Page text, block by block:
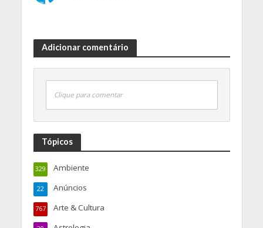
Adicionar comentário
Clique para comentar
Tópicos
Ambiente
329
Anúncios
22
Arte & Cultura
767